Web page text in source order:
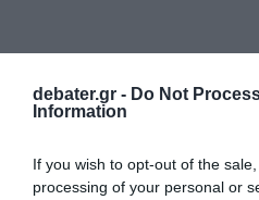
debater.gr - Do Not
Information
If you wish to opt-out of the
processing of your personal or